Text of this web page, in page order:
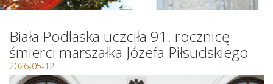
Biała Podlaska uczciła 91. rocznicę
śmierci marszałka Józefa Piłsudskiego
2026-05-12